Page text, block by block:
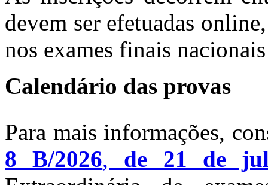
devem ser efetuadas
nos exames finais
Calendário das provas
Para mais informações,
8 B/2026, de 21 de